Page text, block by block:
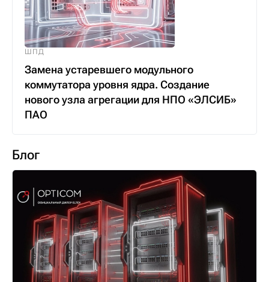
ШПД
Замена устаревшего модульного
коммутатора уровня ядра. Создание
нового узла агрегации для НПО «ЭЛСИБ»
ПАО
Блог